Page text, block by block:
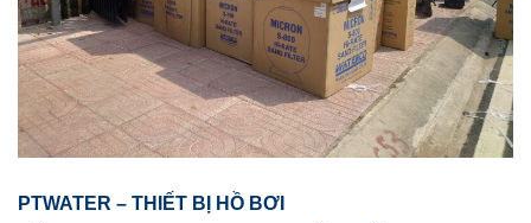
PTWATER – THIẾT BỊ HỒ BƠI